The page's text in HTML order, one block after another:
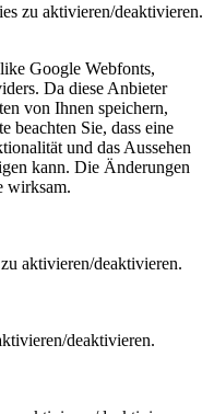
zu aktivieren/deaktivieren.
Google Webfonts,
Da diese Anbieter
von Ihnen speichern,
beachten Sie, dass eine
und das Aussehen
kann. Die Änderungen
wirksam.
aktivieren/deaktivieren.
deaktivieren.